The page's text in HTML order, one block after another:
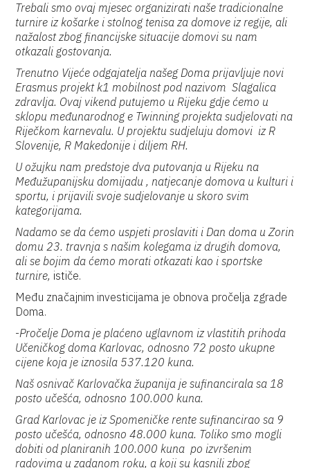
Trebali smo ovaj mjesec organizirati naše tradicionalne
turnire iz košarke i stolnog tenisa za domove iz regije, ali
nažalost zbog financijske situacije domovi su nam
otkazali gostovanja.
Trenutno Vijeće odgajatelja našeg Doma prijavljuje novi
Erasmus projekt k1 mobilnost pod nazivom Slagalica
zdravlja. Ovaj vikend putujemo u Rijeku gdje ćemo u
sklopu međunarodnog e Twinning projekta sudjelovati na
Riječkom karnevalu. U projektu sudjeluju domovi iz R
Slovenije, R Makedonije i diljem RH.
U ožujku nam predstoje dva putovanja u Rijeku na
Međužupanijsku domijadu , natjecanje domova u kulturi i
sportu, i prijavili svoje sudjelovanje u skoro svim
kategorijama.
Nadamo se da ćemo uspjeti proslaviti i Dan doma u Zorin
domu 23. travnja s našim kolegama iz drugih domova,
ali se bojim da ćemo morati otkazati kao i sportske
turnire, ističe.
Među značajnim investicijama je obnova pročelja zgrade
Doma.
-Pročelje Doma je plaćeno uglavnom iz vlastitih prihoda
Učeničkog doma Karlovac, odnosno 72 posto ukupne
cijene koja je iznosila 537.120 kuna.
Naš osnivač Karlovačka županija je sufinancirala sa 18
posto učešća, odnosno 100.000 kuna.
Grad Karlovac je iz Spomeničke rente sufinancirao sa 9
posto učešća, odnosno 48.000 kuna. Toliko smo mogli
dobiti od planiranih 100.000 kuna po izvršenim
radovima u zadanom roku, a koji su kasnili zbog